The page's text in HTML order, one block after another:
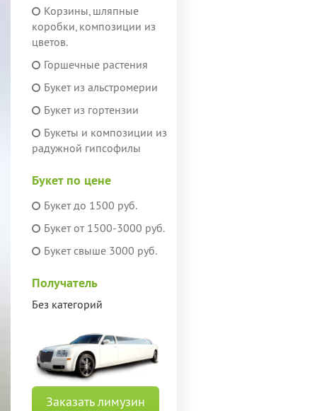
Корзины, шляпные
коробки, композиции из
цветов.
Горшечные растения
Букет из альстромерии
Букет из гортензии
Букеты и композиции из
радужной гипсофилы
Букет по цене
Букет до 1500 руб.
Букет от 1500-3000 руб.
Букет свыше 3000 руб.
Получатель
Без категорий
Заказать лимузин